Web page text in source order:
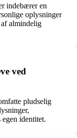
indebærer en
oplysninger
almindelig
ved
pludselig
identitet.